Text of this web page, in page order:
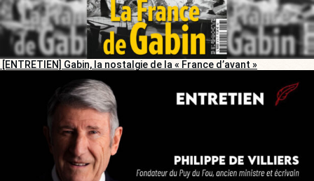
[ENTRETIEN] Gabin, la nostalgie de la « France d’avant »